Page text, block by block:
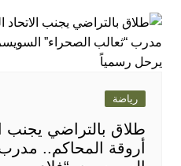
رياضة
طلاق بالتراضي يجنب
أروقة المحاكم..